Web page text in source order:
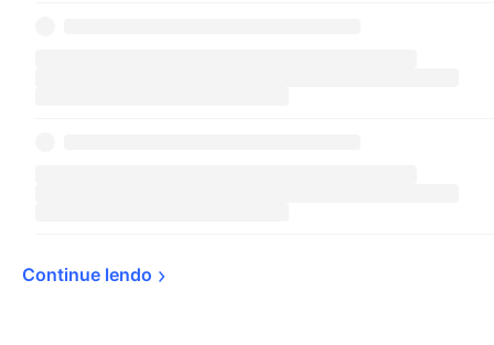
Continue lendo